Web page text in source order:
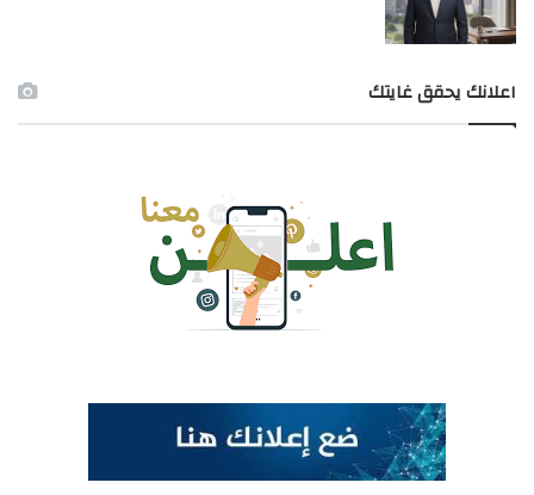
اعلانك يحقق غايتك